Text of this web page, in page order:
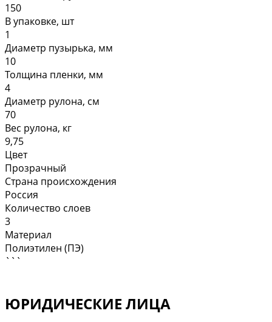
150
В упаковке, шт
1
Диаметр пузырька, мм
10
Толщина пленки, мм
4
Диаметр рулона, см
70
Вес рулона, кг
9,75
Цвет
Прозрачный
Страна происхождения
Россия
Количество слоев
3
Материал
Полиэтилен (ПЭ)
```
ЮРИДИЧЕСКИЕ ЛИЦА